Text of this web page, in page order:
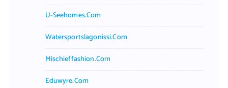
U-Seehomes.com
Watersportslagonissi.com
Mischieffashion.com
Eduwyre.com